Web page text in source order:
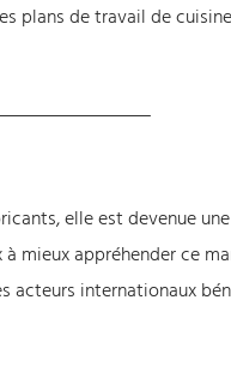
plans de travail de
elle est devenue
mieux appréhender ce
acteurs internationaux